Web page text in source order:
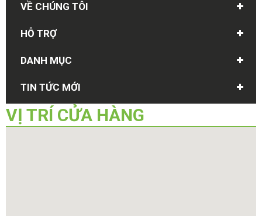
VỀ CHÚNG TÔI
HỖ TRỢ
DANH MỤC
TIN TỨC MỚI
VỊ TRÍ CỬA HÀNG